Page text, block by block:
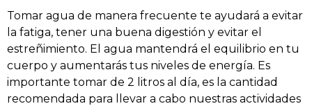
Tomar agua de manera frecuente te ayudará a evitar
la fatiga, tener una buena digestión y evitar el
estreñimiento. El agua mantendrá el equilibrio en tu
cuerpo y aumentarás tus niveles de energía. Es
importante tomar de 2 litros al día, es la cantidad
recomendada para llevar a cabo nuestras actividades